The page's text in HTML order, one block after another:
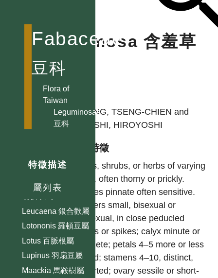
Fabaceae
豆科
Flora of
Taiwan
Leguminosae
豆科
特徵描述
屬列表
Hymenaea
Indigofera 木藍屬
Inocarpus 洋粟屬
Intsia 印茄屬
Kummerowia
小葉山螞蝗屬
Lespedeza
Leucaena 銀合歡屬
Lotononis 羅頓豆屬
Lotus 百脈根屬
Lupinus 羽扇豆屬
Maackia 馬鞍樹屬
Mimosa 含羞草
HUANG, TSENG-CHIEN and
OHASHI, HIROYOSHI
型態特徵
Trees, shrubs, or herbs of varying
habit, often thorny or prickly.
Leaves pinnate often sensitive.
Flowers small, bisexual or
unisexual, in close peducled
heads or spikes; calyx minute or
obsolete; petals 4–5 more or less
united; stamens 4–10, distinct,
exserted; ovary sessile or short-